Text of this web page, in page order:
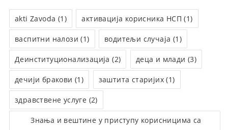
akti Zavoda (1) активација корисника НСП (1)
васпитни налози (1) водитељи случаја (1)
Деинституционализација (2) деца и млади (3)
дечији бракови (1) заштита старијих (1)
здравствене услуге (2)
Знања и вештине у приступу корисницима са